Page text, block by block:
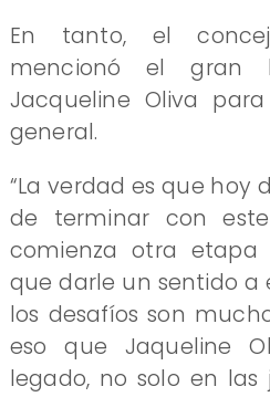
En tanto, el
mencionó el gran
Jacqueline Oliva
general.
“La verdad es que hoy
de terminar con
comienza otra
que darle un sentido a
los desafíos son
eso que Jaqueline
legado, no solo en las